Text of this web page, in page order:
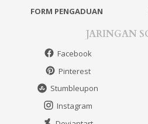
FORM PENGADUAN
JARINGAN
Facebook
Pinterest
Stumbleupon
Instagram